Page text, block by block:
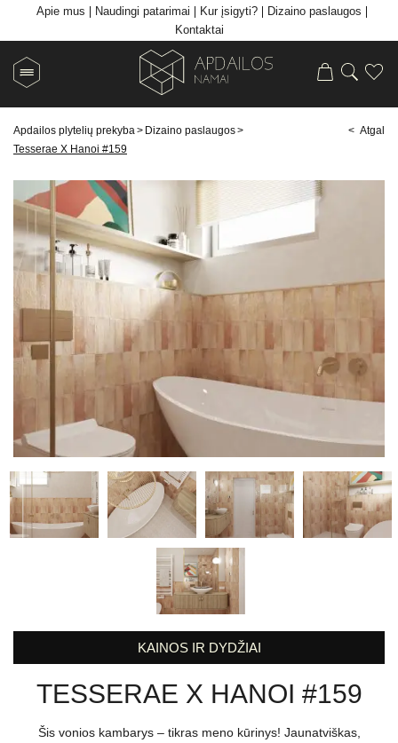
Apie mus Naudingi patarimai Kur įsigyti?
Dizaino paslaugos
Kontaktai
Apdailos plytelių prekyba > Dizaino paslaugos>
Tesserae X Hanoi #159
< Atgal
KAINOS IR DYDŽIAI
TESSERAE X HANOI #159
Šis vonios kambarys – tikras meno kūrinys! Jaunatviškas,